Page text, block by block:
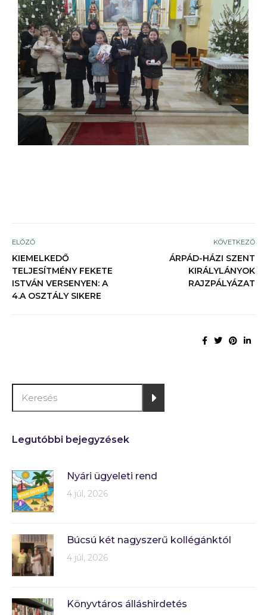
ELŐZŐ
KIEMELKEDŐ
TELJESÍTMÉNY FEKETE
ISTVÁN VERSENYEN: A
4.A OSZTÁLY SIKERE
KÖVETKEZŐ
ÁRPÁD-HÁZI SZENT
KIRÁLYLÁNYOK
RAJZPÁLYÁZAT
Legutóbbi bejegyzések
Nyári ügyeleti rend
4 júl, 2026
Búcsú két nagyszerű kollégánktól
4 júl, 2026
Könyvtáros álláshirdetés